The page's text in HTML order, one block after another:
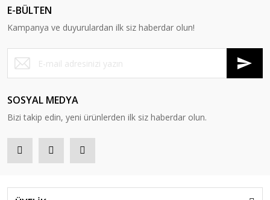
E-BÜLTEN
Kampanya ve duyurulardan ilk siz haberdar olun!
SOSYAL MEDYA
Bizi takip edin, yeni ürünlerden ilk siz haberdar olun.